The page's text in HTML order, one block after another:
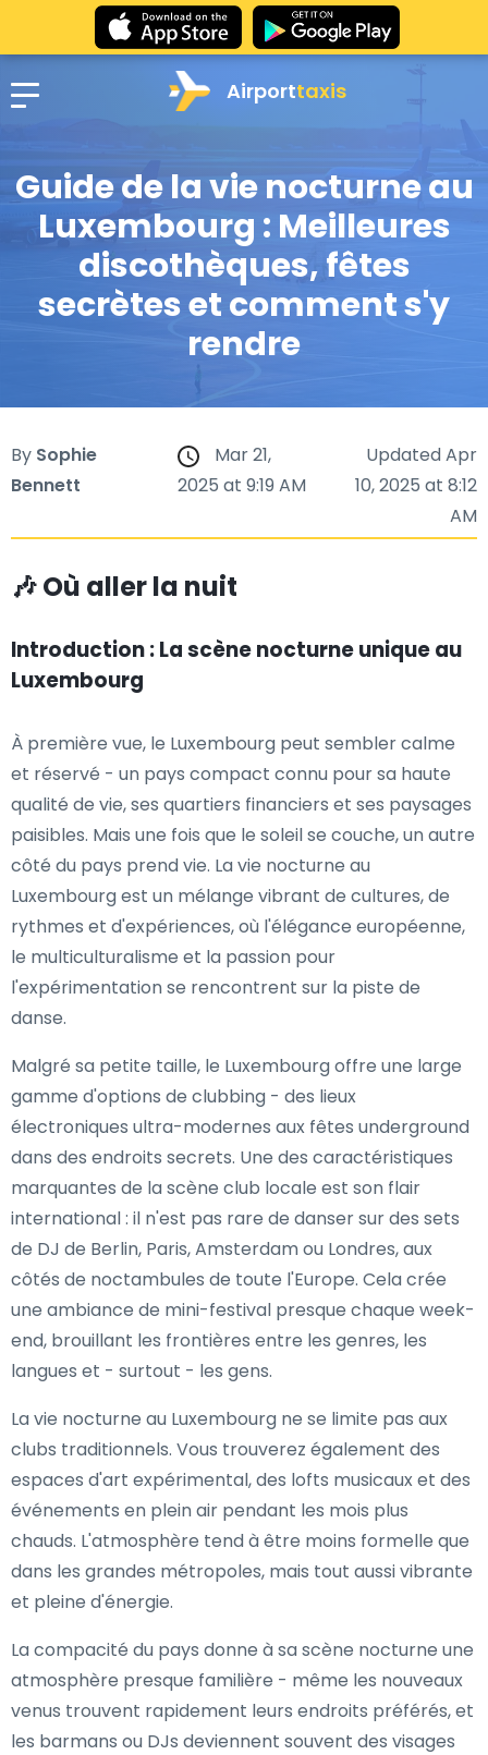
Airporttaxis
Guide de la vie nocturne au
Luxembourg : Meilleures
discothèques, fêtes
secrètes et comment s'y
rendre
By Sophie
Bennett
Mar 21,
2025 at 9:19 AM
Updated Apr
10, 2025 at 8:12
AM
🎶 Où aller la nuit
Introduction : La scène nocturne unique au
Luxembourg
À première vue, le Luxembourg peut sembler calme
et réservé - un pays compact connu pour sa haute
qualité de vie, ses quartiers financiers et ses paysages
paisibles. Mais une fois que le soleil se couche, un autre
côté du pays prend vie. La vie nocturne au
Luxembourg est un mélange vibrant de cultures, de
rythmes et d'expériences, où l'élégance européenne,
le multiculturalisme et la passion pour
l'expérimentation se rencontrent sur la piste de
danse.
Malgré sa petite taille, le Luxembourg offre une large
gamme d'options de clubbing - des lieux
électroniques ultra-modernes aux fêtes underground
dans des endroits secrets. Une des caractéristiques
marquantes de la scène club locale est son flair
international : il n'est pas rare de danser sur des sets
de DJ de Berlin, Paris, Amsterdam ou Londres, aux
côtés de noctambules de toute l'Europe. Cela crée
une ambiance de mini-festival presque chaque week-
end, brouillant les frontières entre les genres, les
langues et - surtout - les gens.
La vie nocturne au Luxembourg ne se limite pas aux
clubs traditionnels. Vous trouverez également des
espaces d'art expérimental, des lofts musicaux et des
événements en plein air pendant les mois plus
chauds. L'atmosphère tend à être moins formelle que
dans les grandes métropoles, mais tout aussi vibrante
et pleine d'énergie.
La compacité du pays donne à sa scène nocturne une
atmosphère presque familière - même les nouveaux
venus trouvent rapidement leurs endroits préférés, et
les barmans ou DJs deviennent souvent des visages